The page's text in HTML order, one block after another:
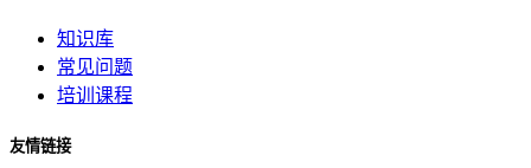
知识库
常见问题
培训课程
友情链接